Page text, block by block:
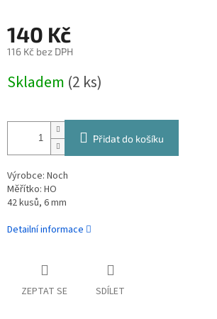
140 Kč
116 Kč bez DPH
cena:
Skladem (2 ks)
Přidat do košíku
Výrobce: Noch
Měřítko: HO
42 kusů, 6 mm
Detailní informace
ZEPTAT SE SDÍLET